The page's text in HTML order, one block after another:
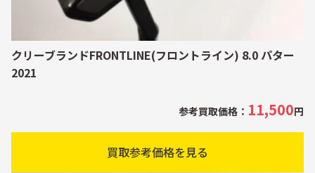
クリーブランドFRONTLINE(フロントライン) 8.0 パター
2021
参考買取価格： 11,500円
買取参考価格を見る